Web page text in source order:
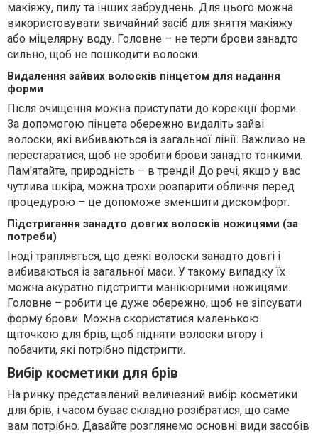
макіяжу, пилу та інших забруднень. Для цього можна
використовувати звичайний засіб для зняття макіяжу
або міцелярну воду. Головне – не терти брови занадто
сильно, щоб не пошкодити волоски.
Видалення зайвих волосків пінцетом для надання
форми
Після очищення можна приступати до корекції форми.
За допомогою пінцета обережно видаліть зайві
волоски, які вибиваються із загальної лінії. Важливо не
перестаратися, щоб не зробити брови занадто тонкими.
Пам'ятайте, природність – в тренді! До речі, якщо у вас
чутлива шкіра, можна трохи розпарити обличчя перед
процедурою – це допоможе зменшити дискомфорт.
Підстригання занадто довгих волосків ножицями (за
потреби)
Іноді трапляється, що деякі волоски занадто довгі і
вибиваються із загальної маси. У такому випадку їх
можна акуратно підстригти манікюрними ножицями.
Головне – робити це дуже обережно, щоб не зіпсувати
форму брови. Можна скористатися маленькою
щіточкою для брів, щоб підняти волоски вгору і
побачити, які потрібно підстригти.
Вибір косметики для брів
На ринку представлений величезний вибір косметики
для брів, і часом буває складно розібратися, що саме
вам потрібно. Давайте розглянемо основні види засобів